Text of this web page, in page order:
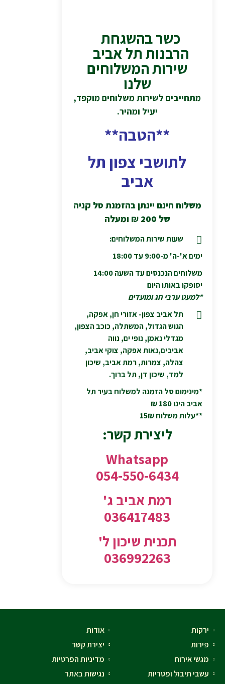
כשר בהשגחת
הרבנות תל אביב
שירות המשלוחים
שלנו
מתחייבים לשירות משלוחים מוקפד,
יעיל ומהיר.
**הטבה**
לתושבי צפון תל
אביב
משלוח חינם יינתן בהזמנת סל קניה
של 200
₪ ומעלה
שעות שירות המשלוחים:
ימים א'-ה' מ-9:00 עד 18:00
משלוחים הנכנסים עד השעה 14:00
יסופקו באותו היום
*למעט ערבי חג ומועדים
תל אביב צפון- אזורי חן, אפקה,
הגוש הגדול, המשתלה, כוכב הצפון,
מגדלי נאמן, נופי ים, נווה
אביבים,נאות אפקה, צוקי אביב,
צהלה, צמרות, רמת אביב, שיכון
למד, שיכון דן, תל ברוך.
*מינימום סל הזמנה למשלוח בעיר תל
אביב הינו 180 ₪
**עלות משלוח 15₪
ליצירת קשר:
Whatsapp
054-550-6434
רמת אביב ג'
036417483
תכנית שיכון ל'
036992263
ירקות
פירות
מגשי אירוח
עשבי תיבול ופטריות
אודות
יצירת קשר
מדיניות הפרטיות
נגישות באתר